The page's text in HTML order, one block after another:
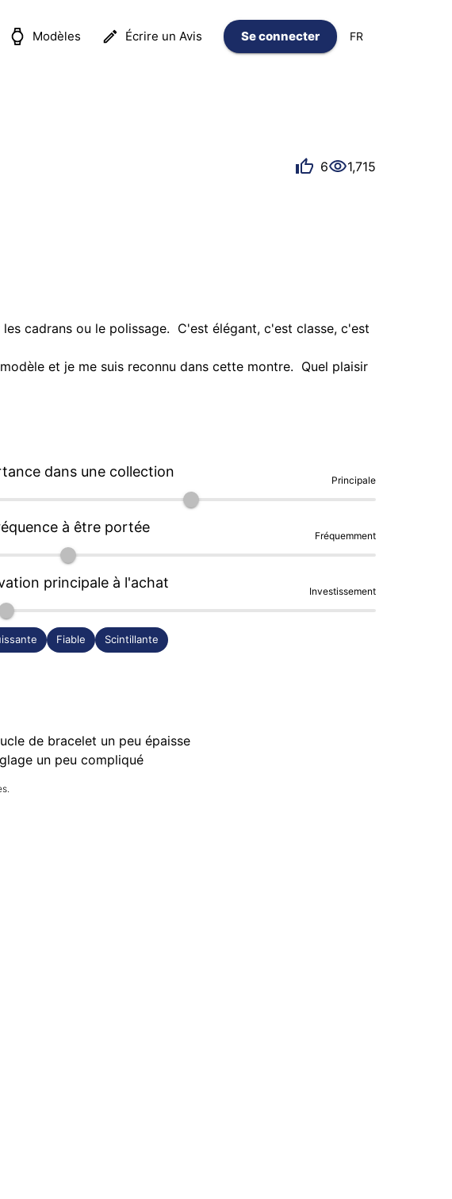
Modèles Écrire un Avis Se connecter FR
6 1,715
cadrans ou le polissage.  C'est élégant, c'est classe, c'est
et je me suis reconnu dans cette montre.  Quel plaisir
de sobriété alors qu'il comporte de nombreuses
dans une collection
Principale
à être portée
Fréquemment
principale à l'achat
Investissement
Fiable Scintillante
de bracelet un peu épaisse
un peu compliqué